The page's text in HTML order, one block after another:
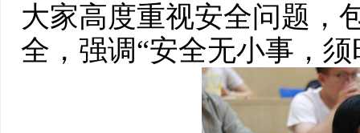
大家高度重视安全问题，
全，强调“安全无小事，